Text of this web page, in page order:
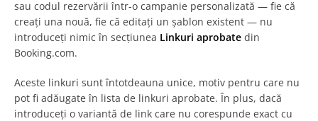
sau codul rezervării într-o campanie personalizată — fie că
creați una nouă, fie că editați un șablon existent — nu
introduceți nimic în secțiunea Linkuri aprobate din
Booking.com.
Aceste linkuri sunt întotdeauna unice, motiv pentru care nu
pot fi adăugate în lista de linkuri aprobate. În plus, dacă
introduceți o variantă de link care nu corespunde exact cu